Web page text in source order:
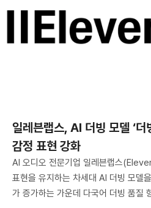
일레븐랩스, AI 더빙 모델 ‘
감정 표현 강화
AI 오디오 전문기업 일레븐랩스
표현을 유지하는 차세대 AI 더빙 모델
가 증가하는 가운데 다국어 더빙 품질